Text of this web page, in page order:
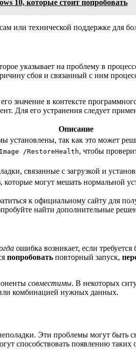
10, которые стоит попробовать
или технической поддержке для
указывает на проблему в
сбоя и связанный с ним
значение в контексте
Для его устранения следует
Описание
установлены, так как это может
/RestoreHealth, чтобы
связанные с загрузкой и
могут мешать нормальной
к официальному сайту для
найти дополнительные
ошибка возникает, если
попробовать повторный запуск,
совместимы. В некоторых
комбинацией нужных данных.
Эти проблемы могут быть
способствовать появлению таких